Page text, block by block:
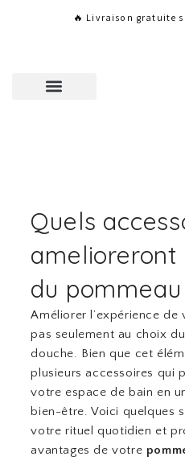
🔥 Livraison gratuite
Quels
amelioreront
du
Améliorer l’expérience
pas seulement au choix
douche. Bien que cet
plusieurs accessoires qui
votre espace de bain en
bien-être. Voici quelques
votre rituel quotidien et
avantages de votre